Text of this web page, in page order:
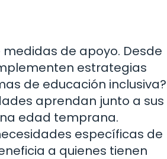
de apoyo. Desde
estrategias
de educación inclusiva?
aprendan junto a sus
edad temprana.
específicas de
a quienes tienen